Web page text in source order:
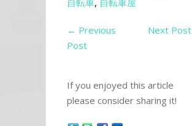
← Previous
Post
Next Post
If you enjoyed this article
please consider sharing it!